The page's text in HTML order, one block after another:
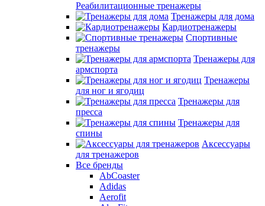
Реабилитационные тренажеры
Тренажеры для дома
Кардиотренажеры
Спортивные
тренажеры
Тренажеры для
армспорта
Тренажеры
для ног и ягодиц
Тренажеры для
пресса
Тренажеры для
спины
Аксессуары
для тренажеров
Все бренды
AbCoaster
Adidas
Aerofit